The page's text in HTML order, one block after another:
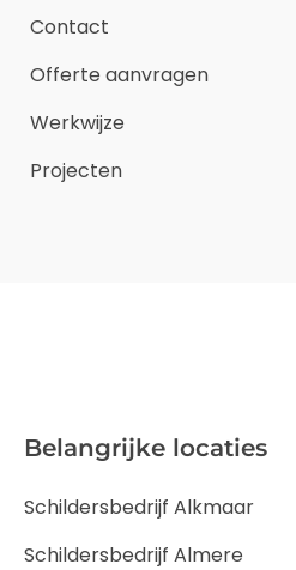
Contact
Offerte aanvragen
Werkwijze
Projecten
Belangrijke locaties
Schildersbedrijf Alkmaar
Schildersbedrijf Almere